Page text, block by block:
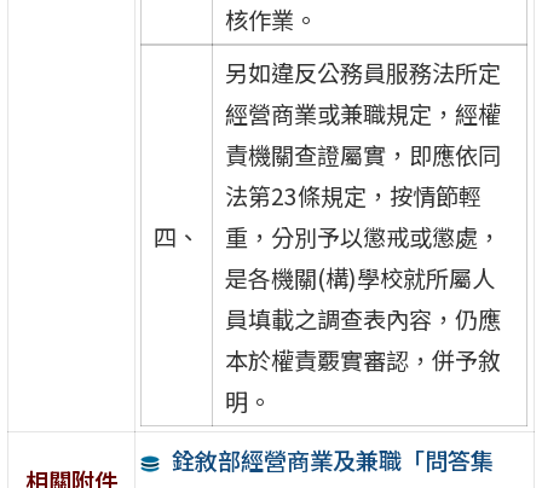
核作業。
四、
另如違反公務員服務法所定
經營商業或兼職規定，經權
責機關查證屬實，即應依同
法第23條規定，按情節輕
重，分別予以懲戒或懲處，
是各機關(構)學校就所屬人
員填載之調查表內容，仍應
本於權責覈實審認，併予敘
明。
相關附件
銓敘部經營商業及兼職「問答集